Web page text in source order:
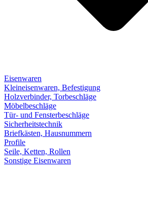
Eisenwaren
Kleineisenwaren, Befestigung
Holzverbinder, Torbeschläge
Möbelbeschläge
Tür- und Fensterbeschläge
Sicherheitstechnik
Briefkästen, Hausnummern
Profile
Seile, Ketten, Rollen
Sonstige Eisenwaren